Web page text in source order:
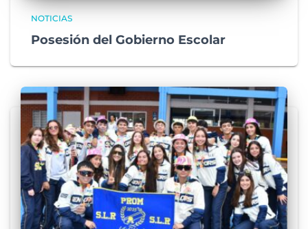
NOTICIAS
Posesión del Gobierno Escolar